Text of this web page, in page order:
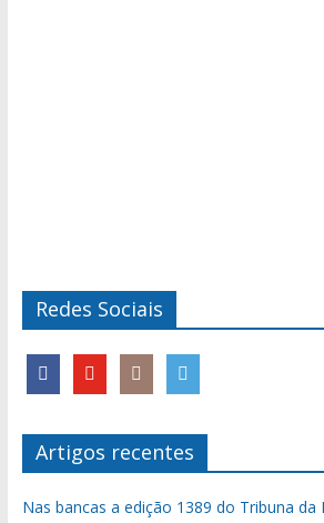
Redes Sociais
Artigos recentes
Nas bancas a edição 1389 do Tribuna da